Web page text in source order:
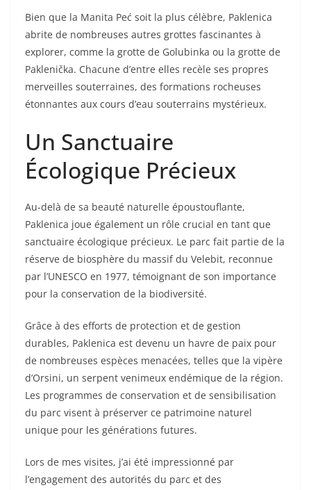
Bien que la Manita Peć soit la plus célèbre, Paklenica
abrite de nombreuses autres grottes fascinantes à
explorer, comme la grotte de Golubinka ou la grotte de
Paklenička. Chacune d’entre elles recèle ses propres
merveilles souterraines, des formations rocheuses
étonnantes aux cours d’eau souterrains mystérieux.
Un Sanctuaire
Écologique Précieux
Au-delà de sa beauté naturelle époustouflante,
Paklenica joue également un rôle crucial en tant que
sanctuaire écologique précieux. Le parc fait partie de la
réserve de biosphère du massif du Velebit, reconnue
par l’UNESCO en 1977, témoignant de son importance
pour la conservation de la biodiversité.
Grâce à des efforts de protection et de gestion
durables, Paklenica est devenu un havre de paix pour
de nombreuses espèces menacées, telles que la vipère
d’Orsini, un serpent venimeux endémique de la région.
Les programmes de conservation et de sensibilisation
du parc visent à préserver ce patrimoine naturel
unique pour les générations futures.
Lors de mes visites, j’ai été impressionné par
l’engagement des autorités du parc et des